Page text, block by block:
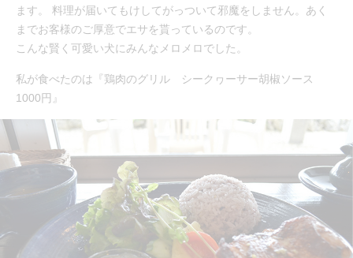
ます。 料理が届いてもけしてがっついて邪魔をしません。あく
までお客様のご厚意でエサを貰っているのです。
こんな賢く可愛い犬にみんなメロメロでした。
私が食べたのは『鶏肉のグリル シークヮーサー胡椒ソース
1000円』